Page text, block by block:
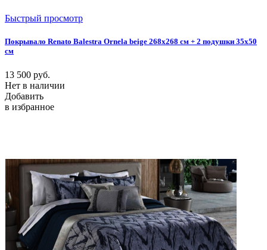
Быстрый просмотр
Покрывало Renato Balestra Ornela beige 268x268 см + 2 подушки 35х50
см
13 500 руб.
Нет в наличии
Добавить
в избранное